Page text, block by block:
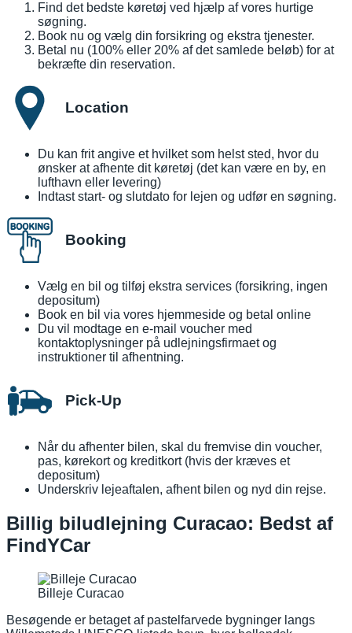
Find det bedste køretøj ved hjælp af vores hurtige
søgning.
Book nu og vælg din forsikring og ekstra tjenester.
Betal nu (100% eller 20% af det samlede beløb) for at
bekræfte din reservation.
Location
Du kan frit angive et hvilket som helst sted, hvor du
ønsker at afhente dit køretøj (det kan være en by, en
lufthavn eller levering)
Indtast start- og slutdato for lejen og udfør en søgning.
Booking
Vælg en bil og tilføj ekstra services (forsikring, ingen
depositum)
Book en bil via vores hjemmeside og betal online
Du vil modtage en e-mail voucher med
kontaktoplysninger på udlejningsfirmaet og
instruktioner til afhentning.
Pick-Up
Når du afhenter bilen, skal du fremvise din voucher,
pas, kørekort og kreditkort (hvis der kræves et
depositum)
Underskriv lejeaftalen, afhent bilen og nyd din rejse.
Billig biludlejning Curacao: Bedst af
FindYCar
Billeje Curacao
Besøgende er betaget af pastelfarvede bygninger langs